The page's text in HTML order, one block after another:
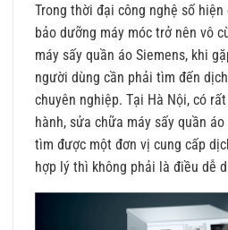
Trong thời đại công nghệ số
bảo dưỡng máy móc trở nên vô
máy sấy quần áo Siemens, khi
người dùng cần phải tìm đến
chuyên nghiệp. Tại Hà Nội, có
hành, sửa chữa máy sấy quần
tìm được một đơn vị cung cấp
hợp lý thì không phải là điều dễ